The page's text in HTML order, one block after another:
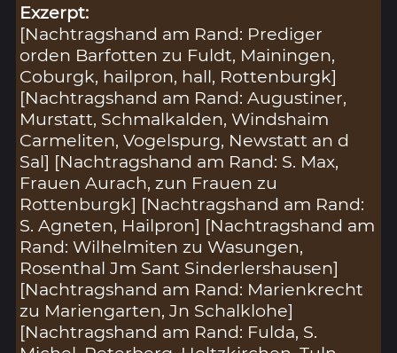
Exzerpt:
[Nachtragshand am Rand: Prediger
orden Barfotten zu Fuldt, Mainingen,
Coburgk, hailpron, hall, Rottenburgk]
[Nachtragshand am Rand: Augustiner,
Murstatt, Schmalkalden, Windshaim
Carmeliten, Vogelspurg, Newstatt an d
Sal] [Nachtragshand am Rand: S. Max,
Frauen Aurach, zun Frauen zu
Rottenburgk] [Nachtragshand am Rand:
S. Agneten, Hailpron] [Nachtragshand am
Rand: Wilhelmiten zu Wasungen,
Rosenthal Jm Sant Sinderlershausen]
[Nachtragshand am Rand: Marienkrecht
zu Mariengarten, Jn Schalklohe]
[Nachtragshand am Rand: Fulda, S.